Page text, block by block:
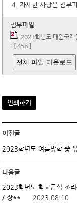
4. 자세한 사항은 첨부
첨부파일
2023학년도 대원국
: [ 458 ]
전체 파일 다운로드
인쇄하기
이전글
2023학년도 여름방학 중
다음글
2023학년도 학교급식 조
/ 장**
2023.08.10